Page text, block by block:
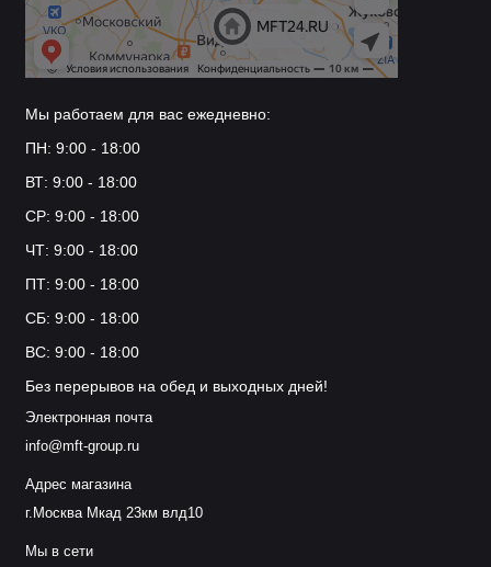
Мы работаем для вас ежедневно:
ПН: 9:00 - 18:00
ВТ: 9:00 - 18:00
СР: 9:00 - 18:00
ЧТ: 9:00 - 18:00
ПТ: 9:00 - 18:00
СБ: 9:00 - 18:00
ВС: 9:00 - 18:00
Без перерывов на обед и выходных дней!
Электронная почта
info@mft-group.ru
Адрес магазина
г.Москва Мкад 23км влд10
Мы в сети